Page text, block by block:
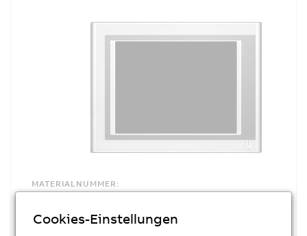
MATERIALNUMMER:
BESCHREIBUNG:
Cookies-Einstellungen